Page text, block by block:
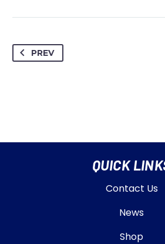
PREV
QUICK
Contact Us
News
Shop